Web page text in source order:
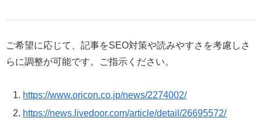
ご希望に応じて、記事をSEO対策や読みやすさを考慮しさ
らに調整が可能です。ご指示ください。
https://www.oricon.co.jp/news/2274002/
https://news.livedoor.com/article/detail/26695572/